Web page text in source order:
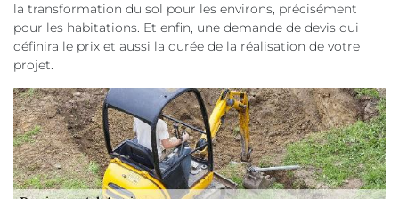
la transformation du sol pour les environs, précisément
pour les habitations. Et enfin, une demande de devis qui
définira le prix et aussi la durée de la réalisation de votre
projet.